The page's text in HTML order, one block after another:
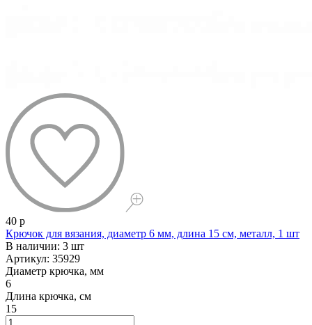
40 р
Крючок для вязания, диаметр 6 мм, длина 15 см, металл, 1 шт
В наличии: 3 шт
Артикул: 35929
Диаметр крючка, мм
6
Длина крючка, см
15